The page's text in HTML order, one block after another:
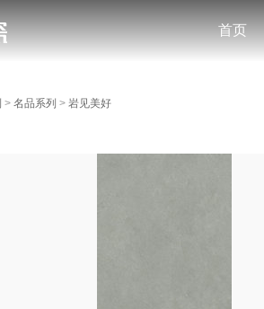
首页
> 名品系列 > 岩见美好